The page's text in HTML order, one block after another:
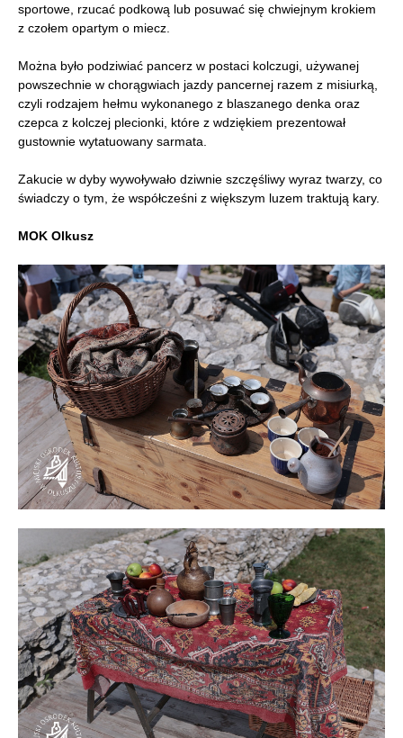
sportowe, rzucać podkową lub posuwać się chwiejnym krokiem
z czołem opartym o miecz.
Można było podziwiać pancerz w postaci kolczugi, używanej
powszechnie w chorągwiach jazdy pancernej razem z misiurką,
czyli rodzajem hełmu wykonanego z blaszanego denka oraz
czepca z kolczej plecionki, które z wdziękiem prezentował
gustownie wytatuowany sarmata.
Zakucie w dyby wywoływało dziwnie szczęśliwy wyraz twarzy, co
świadczy o tym, że współcześni z większym luzem traktują kary.
MOK Olkusz